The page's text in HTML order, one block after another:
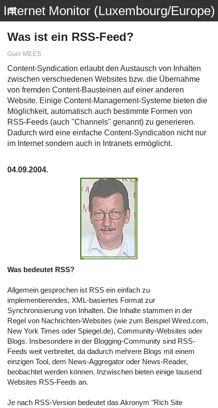
Internet Monitor (Luxembourg/Europe)
Was ist ein RSS-Feed?
Gust MEES
Content-Syndication erlaubt den Austausch von Inhalten
zwischen verschiedenen Websites bzw. die Übernahme
von fremden Content-Bausteinen auf einer anderen
Website. Einige Content-Management-Systeme bieten die
Möglichkeit, automatisch auch bestimmte Formen von
RSS-Feeds (auch "Channels" genannt) zu generieren.
Dadurch wird eine einfache Content-Syndication nicht nur
im Internet sondern auch in Intranets ermöglicht.
04.09.2004.
Was bedeutet RSS?
Allgemein gesprochen ist RSS ein einfach zu
implementierendes, XML-basiertes Format zur
Synchronisierung von Inhalten. Die Inhalte stammen in der
Regel von Nachrichten-Websites (wie zum Beispiel Wired.com,
New York Times oder Spiegel.de), Community-Websites oder
Blogs. Insbesondere in der Blogging-Community sind RSS-
Feeds weit verbreitet, da dadurch mehrere Blogs mit einem
einzigen Tool, dem News-Aggregator oder News-Reader,
beobachtet werden können. Inzwischen bieten einige tausend
Websites RSS-Feeds an.
Je nach RSS-Version bedeutet das Akronym "Rich Site